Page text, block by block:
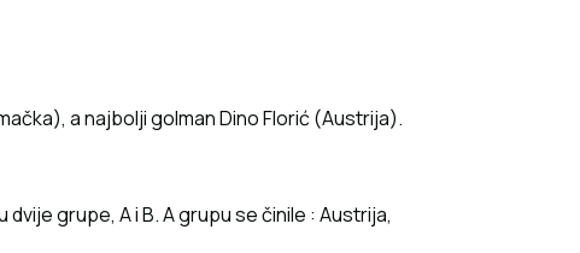
a najbolji golman Dino Florić (Austrija).
grupe, A i B. A grupu se činile : Austrija,